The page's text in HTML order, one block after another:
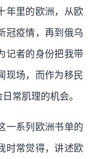
年里的欧洲，从欧
冠疫情，再到俄乌
记者的身份把我带
现场，而作为移民
常肌理的机会。
一系列欧洲书单的
时常觉得，讲述欧